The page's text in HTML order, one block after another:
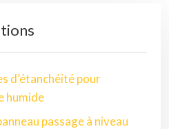
d’étanchéité pour
humide
passage à niveau